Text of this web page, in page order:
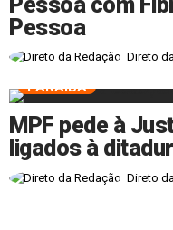
Pessoa
Direto
PARAÍBA
MPF pede à
ligados à
Direto